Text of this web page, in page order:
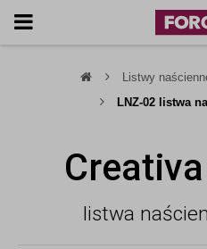
Listwy
LNZ-02 listwa
listwa